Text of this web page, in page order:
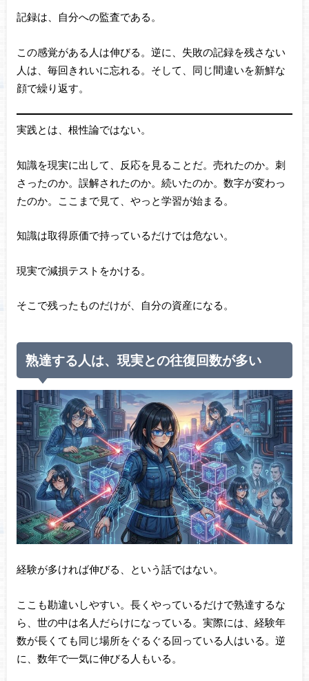
記録は、自分への監査である。
この感覚がある人は伸びる。逆に、失敗の記録を残さない
人は、毎回きれいに忘れる。そして、同じ間違いを新鮮な
顔で繰り返す。
実践とは、根性論ではない。
知識を現実に出して、反応を見ることだ。売れたのか。刺
さったのか。誤解されたのか。続いたのか。数字が変わっ
たのか。ここまで見て、やっと学習が始まる。
知識は取得原価で持っているだけでは危ない。
現実で減損テストをかける。
そこで残ったものだけが、自分の資産になる。
熟達する人は、現実との往復回数が多い
経験が多ければ伸びる、という話ではない。
ここも勘違いしやすい。長くやっているだけで熟達するな
ら、世の中は名人だらけになっている。実際には、経験年
数が長くても同じ場所をぐるぐる回っている人はいる。逆
に、数年で一気に伸びる人もいる。